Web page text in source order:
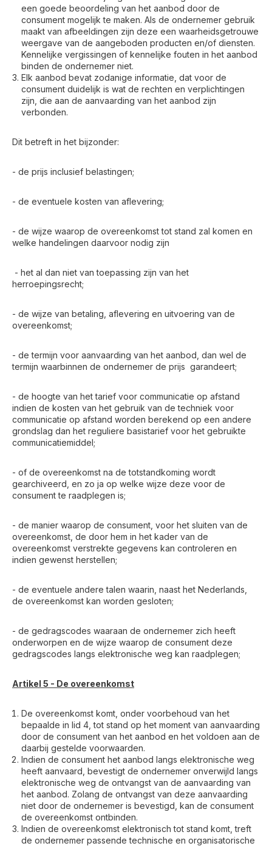
een goede beoordeling van het aanbod door de
consument mogelijk te maken. Als de ondernemer gebruik
maakt van afbeeldingen zijn deze een waarheidsgetrouwe
weergave van de aangeboden producten en/of diensten.
Kennelijke vergissingen of kennelijke fouten in het aanbod
binden de ondernemer niet.
Elk aanbod bevat zodanige informatie, dat voor de
consument duidelijk is wat de rechten en verplichtingen
zijn, die aan de aanvaarding van het aanbod zijn
verbonden.
Dit betreft in het bijzonder:
- de prijs inclusief belastingen;
- de eventuele kosten van aflevering;
- de wijze waarop de overeenkomst tot stand zal komen en
welke handelingen daarvoor nodig zijn
- het al dan niet van toepassing zijn van het
herroepingsrecht;
- de wijze van betaling, aflevering en uitvoering van de
overeenkomst;
- de termijn voor aanvaarding van het aanbod, dan wel de
termijn waarbinnen de ondernemer de prijs garandeert;
- de hoogte van het tarief voor communicatie op afstand
indien de kosten van het gebruik van de techniek voor
communicatie op afstand worden berekend op een andere
grondslag dan het reguliere basistarief voor het gebruikte
communicatiemiddel;
- of de overeenkomst na de totstandkoming wordt
gearchiveerd, en zo ja op welke wijze deze voor de
consument te raadplegen is;
- de manier waarop de consument, voor het sluiten van de
overeenkomst, de door hem in het kader van de
overeenkomst verstrekte gegevens kan controleren en
indien gewenst herstellen;
- de eventuele andere talen waarin, naast het Nederlands,
de overeenkomst kan worden gesloten;
- de gedragscodes waaraan de ondernemer zich heeft
onderworpen en de wijze waarop de consument deze
gedragscodes langs elektronische weg kan raadplegen;
Artikel 5 - De overeenkomst
De overeenkomst komt, onder voorbehoud van het
bepaalde in lid 4, tot stand op het moment van aanvaarding
door de consument van het aanbod en het voldoen aan de
daarbij gestelde voorwaarden.
Indien de consument het aanbod langs elektronische weg
heeft aanvaard, bevestigt de ondernemer onverwijld langs
elektronische weg de ontvangst van de aanvaarding van
het aanbod. Zolang de ontvangst van deze aanvaarding
niet door de ondernemer is bevestigd, kan de consument
de overeenkomst ontbinden.
Indien de overeenkomst elektronisch tot stand komt, treft
de ondernemer passende technische en organisatorische